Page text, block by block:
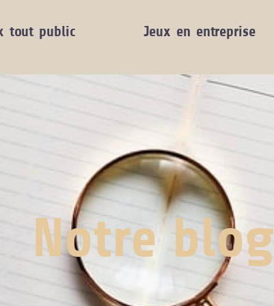
tout public Jeux en entreprise
Notre blog